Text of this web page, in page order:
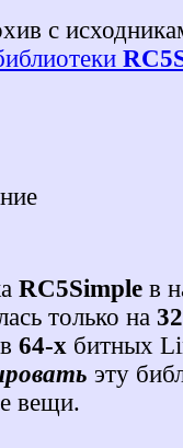
с
RC5Simple в
только на
64-х битных
эту
вещи.